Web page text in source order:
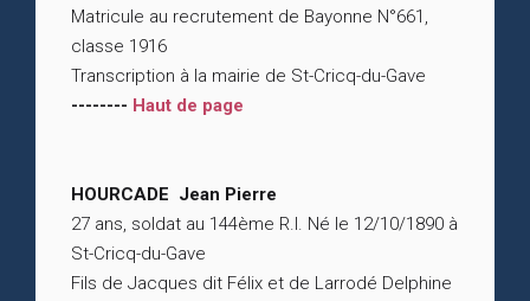
Matricule au recrutement de Bayonne N°661,
classe 1916
Transcription à la mairie de St-Cricq-du-Gave
-------- Haut de page
HOURCADE Jean Pierre
27 ans, soldat au 144ème R.I. Né le 12/10/1890 à
St-Cricq-du-Gave
Fils de Jacques dit Félix et de Larrodé Delphine